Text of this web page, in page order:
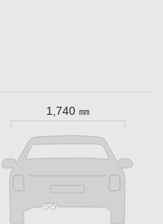
1,740 ㎜